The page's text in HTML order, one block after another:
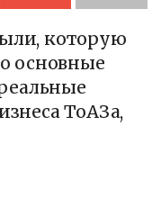
которую
основные
ТоАЗа,